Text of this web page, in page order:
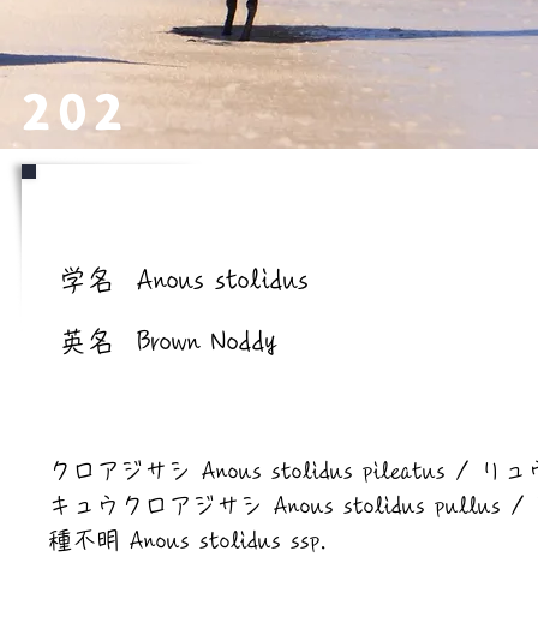
202
学名 Anous stolidus
英名 Brown Noddy
クロアジサシ Anous stolidus pileatus / リュ
キュウクロアジサシ Anous stolidus pullus /
種不明 Anous stolidus ssp.